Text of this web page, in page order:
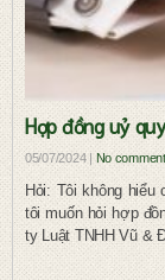
Hợp đồng uỷ
05/07/2024 |No comment
Hỏi: Tôi không
tôi muốn hỏi hợp
ty Luật TNHH Vũ &